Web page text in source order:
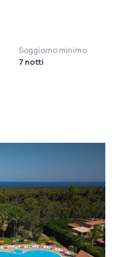
Soggiorno minimo
7 notti